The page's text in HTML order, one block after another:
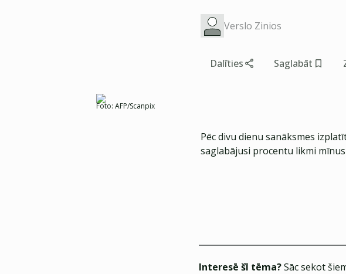
Verslo Zinios
Dalīties Saglabāt
Foto: AFP/Scanpix
Pēc divu dienu sanāksmes
saglabājusi procentu likmi mīnus
Interesē šī tēma?Sāc sekot